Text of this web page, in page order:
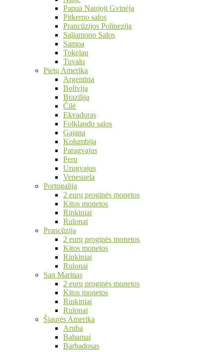
Papua Naujoji Gvinėja
Pitkerno salos
Prancūzijos Polinezija
Saliamono Salos
Samoa
Tokelau
Tuvalu
Pietų Amerika
Argentina
Bolivija
Brazilija
Čilė
Ekvadoras
Folklando salos
Gajana
Kolumbija
Paragvajus
Peru
Urugvajus
Venesuela
Portugalija
2 eurų proginės monetos
Kitos monetos
Rinkiniai
Rulonai
Prancūzija
2 eurų proginės monetos
Kitos monetos
Rinkiniai
Rulonai
San Marinas
2 eurų proginės monetos
Kitos monetos
Rinkiniai
Rulonai
Šiaurės Amerika
Aruba
Bahamai
Barbadosas